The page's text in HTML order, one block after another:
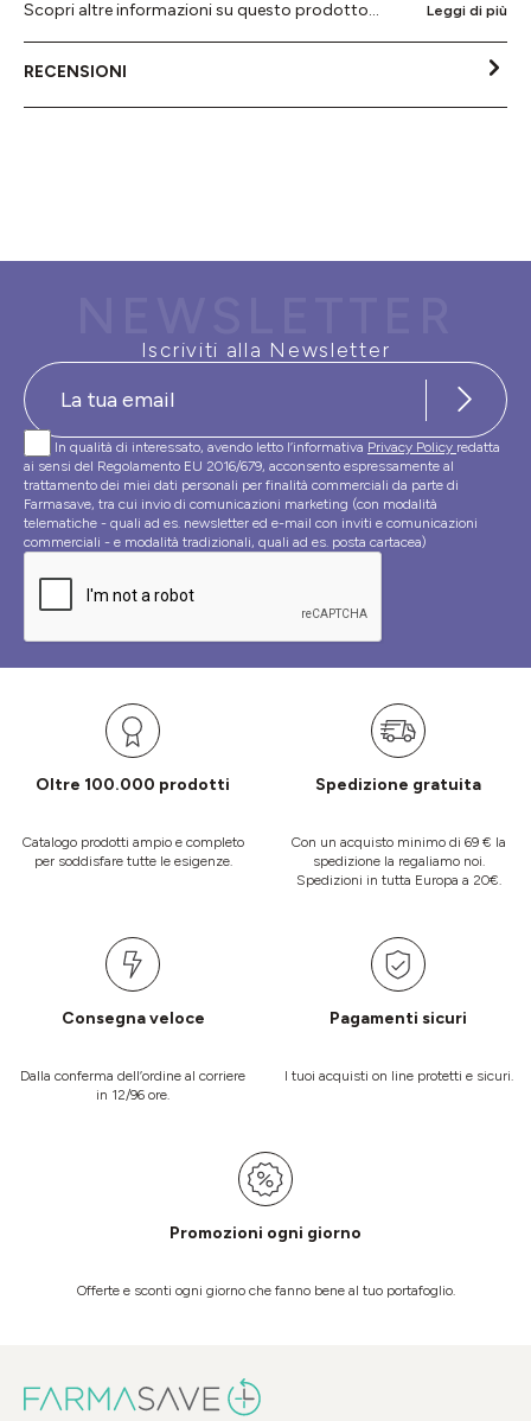
Scopri altre informazioni su questo prodotto... Leggi di più
RECENSIONI
Iscriviti alla Newsletter
In qualità di interessato, avendo letto l’informativa Privacy Policy redatta
ai sensi del Regolamento EU 2016/679, acconsento espressamente al
trattamento dei miei dati personali per finalità commerciali da parte di
Farmasave, tra cui invio di comunicazioni marketing (con modalità
telematiche - quali ad es. newsletter ed e-mail con inviti e comunicazioni
commerciali - e modalità tradizionali, quali ad es. posta cartacea)
Oltre 100.000 prodotti
Catalogo prodotti ampio e completo
per soddisfare tutte le esigenze.
Spedizione gratuita
Con un acquisto minimo di 69 € la
spedizione la regaliamo noi.
Spedizioni in tutta Europa a 20€.
Consegna veloce
Dalla conferma dell’ordine al corriere
in 12/96 ore.
Pagamenti sicuri
I tuoi acquisti on line protetti e sicuri.
Promozioni ogni giorno
Offerte e sconti ogni giorno che fanno bene al tuo portafoglio.